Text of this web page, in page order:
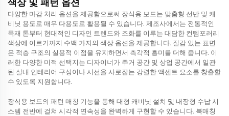
색상 및 패턴 옵션
다양한 마감 처리 옵션을 제공함으로써 장식용 보드는 맞춤형 선반 및 캐
비닛 용도로 매우 다용도로 활용될 수 있습니다. 제조사에서는 전통적인
목재 톤부터 현대적인 디자인 트렌드와 조화를 이루는 대담한 컨템포러리
색상에 이르기까지 수백 가지의 색상 옵션을 제공합니다. 질감 있는 표면
은 적층 구조의 실용적 이점을 유지하면서 촉각적 흥미를 더해 줍니다. 이
러한 다양한 미적 선택지는 디자이너가 주거 공간 및 상업 공간에서 일관
된 실내 인테리어 구성이나 시선을 사로잡는 강렬한 액센트 요소를 창출할
수 있도록 지원합니다.
장식용 보드의 패턴 매칭 기능을 통해 대형 캐비닛 설치 및 내장형 수납 시
스템 전반에 걸쳐 시각적 연속성을 완벽하게 구현할 수 있습니다. 북매칭